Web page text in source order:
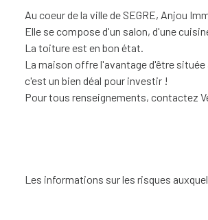
Au coeur de la ville de SEGRE, Anjou
Elle se compose d'un salon, d'une
La toiture est en bon état.
La maison offre l'avantage d'être située
c'est un bien déal pour investir !
Pour tous renseignements, contactez
Les informations sur les risques